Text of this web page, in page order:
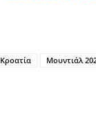
Κροατία Μουντιάλ